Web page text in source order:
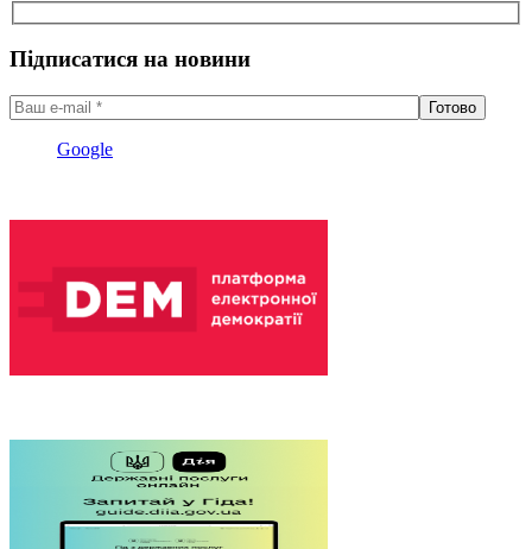
Підписатися на новини
Google